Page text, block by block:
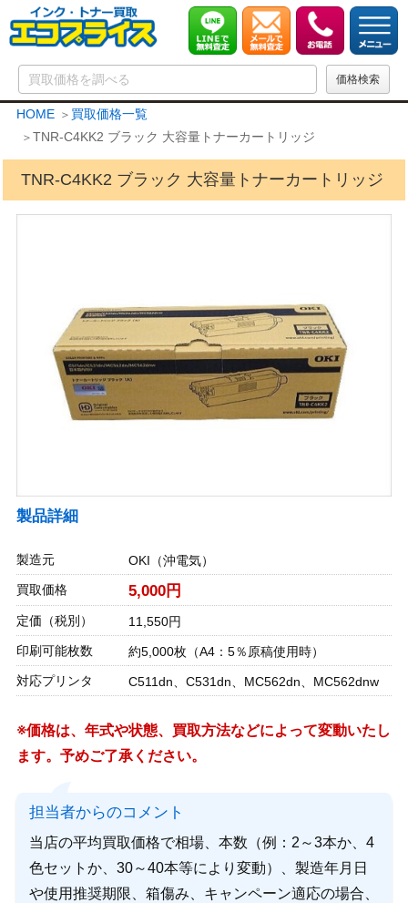
HOME
買取価格一覧
TNR-C4KK2 ブラック 大容量トナーカートリッジ
TNR-C4KK2 ブラック 大容量トナーカートリッジ
製品詳細
製造元
OKI（沖電気）
買取価格
5,000円
定価（税別）
11,550円
印刷可能枚数
約5,000枚（A4：5％原稿使用時）
対応プリンタ
C511dn、C531dn、MC562dn、MC562dnw
※価格は、年式や状態、買取方法などによって変動いたし
ます。予めご了承ください。
担当者からのコメント
当店の平均買取価格で相場、本数（例：2～3本か、4
色セットか、30～40本等により変動）、製造年月日
や使用推奨期限、箱傷み、キャンペーン適応の場合、